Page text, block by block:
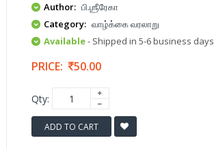
Author: பி.ஶ்ரீரேகா
Category: வாழ்க்கை வரலாறு
Available- Shipped in 5-6 business days
PRICE: 50.00
Qty:
ADD TO CART